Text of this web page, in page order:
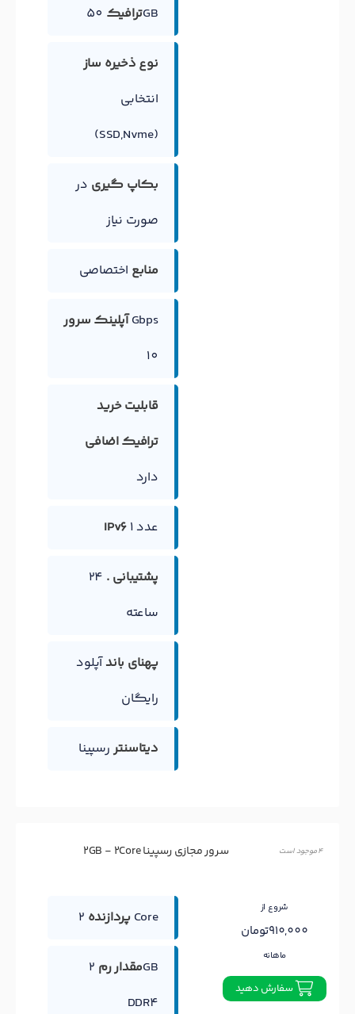
ترافیک50GB
نوع ذخیره ساز
انتخابی
(SSD,Nvme)
بکاپ گیری در
صورت نیاز
منابع اختصاصی
آپلینک سرور Gbps
10
قابلیت خرید
ترافیک اضافی
دارد
IPv6 1 عدد
پشتیبانی . 24
ساعته
پهنای باندآپلود
رایگان
دیتاسنتر رسپینا
سرور مجازی رسپینا 2GB - 2Core 4 موجود است
پردازنده2 Core
مقدار رم 2GB
DDR4
شروع از
910,000تومان
ماهانه
سفارش دهید